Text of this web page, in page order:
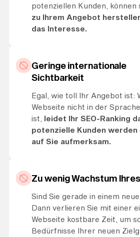
potenziellen Kunden, können
zu Ihrem Angebot
das Interesse.
Geringe internationale
Sichtbarkeit
Egal, wie toll Ihr Angebot ist:
Webseite nicht in der
ist, leidet Ihr SEO-Ranking
potenzielle Kunden
auf Sie aufmerksam.
Zu wenig Wachstum
Sind Sie gerade in einem
Dann verlieren Sie mit einer
Webseite kostbare Zeit, um
Bedürfnisse Ihrer neuen